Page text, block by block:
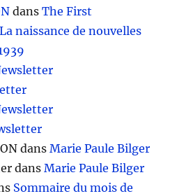
dansThe First
naissance de nouvelles
dansMarie Paule Bilger
dansMarie Paule Bilger
Sommaire du mois de